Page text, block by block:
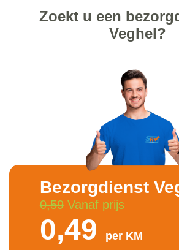
Zoekt u een
Veghel?
Bezorgdienst
0,59Vanaf prijs
0,49 per KM